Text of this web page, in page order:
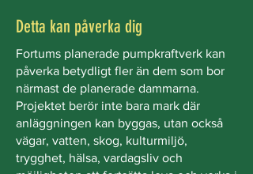
Detta kan påverka dig
Fortums planerade pumpkraftverk kan
påverka betydligt fler än dem som bor
närmast de planerade dammarna.
Projektet berör inte bara mark där
anläggningen kan byggas, utan också
vägar, vatten, skog, kulturmiljö,
trygghet, hälsa, vardagsliv och